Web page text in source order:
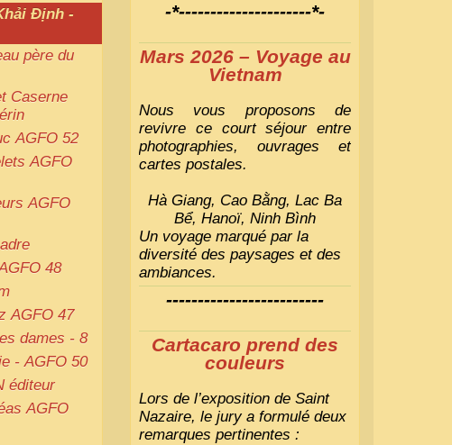
Định -
père du
Caserne
AGFO 52
AGFO
AGFO
48
AGFO 47
dames - 8
-AGFO 50
éditeur
AGFO
-*---------------------*-
Mars 2026 – Voyage au
Vietnam
Nous vous proposons de
revivre ce court séjour entre
photographies, ouvrages et
cartes postales.
Hà Giang, Cao Bằng, Lac Ba
Bể, Hanoï, Ninh Bình
Un voyage marqué par la
diversité des paysages et des
ambiances.
-------------------------
Cartacaro prend des
couleurs
Lors de l’exposition de Saint
Nazaire, le jury a formulé deux
remarques pertinentes :